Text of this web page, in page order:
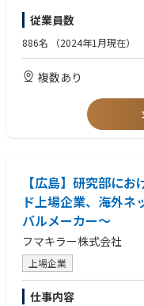
■特徴：
・顧客の働き方･社風等に
連携する行動力とスピード感
・直近はデザインコンペで
ます。
◆社員インタビュー：
■歓迎条件：
一級建築士、二級建築士の
助(建築士2級有資格者)
従業員数
886名 （2024年1月現在）
複数あり
【広島】研究部に
ド上場企業、海外ネ
バルメーカー～
フマキラー株式会社
上場企業
仕事内容